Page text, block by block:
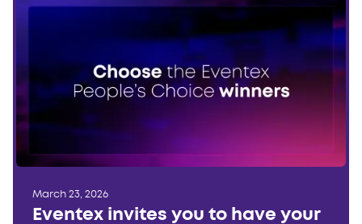
March 23, 2026
Eventex invites you to have your